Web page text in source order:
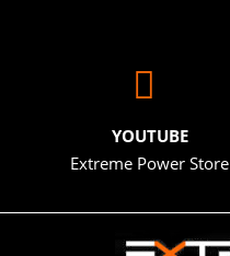
YOUTUBE
Extreme Power Store